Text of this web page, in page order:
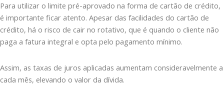
Para utilizar o limite pré-aprovado na forma de cartão de crédito,
é importante ficar atento. Apesar das facilidades do cartão de
crédito, há o risco de cair no rotativo, que é quando o cliente não
paga a fatura integral e opta pelo pagamento mínimo.
Assim, as taxas de juros aplicadas aumentam consideravelmente a
cada mês, elevando o valor da dívida.